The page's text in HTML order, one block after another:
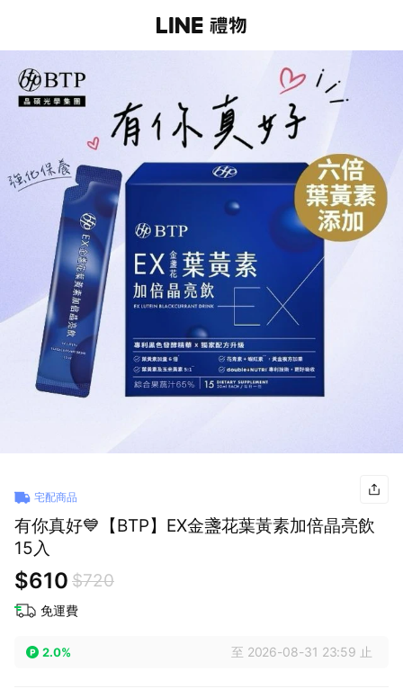
宅配商品
有你真好💙【BTP】EX金盞花葉黃素加倍晶亮飲
15入
$610 $720
免運費
2.0% 至 2026-08-31 23:59 止